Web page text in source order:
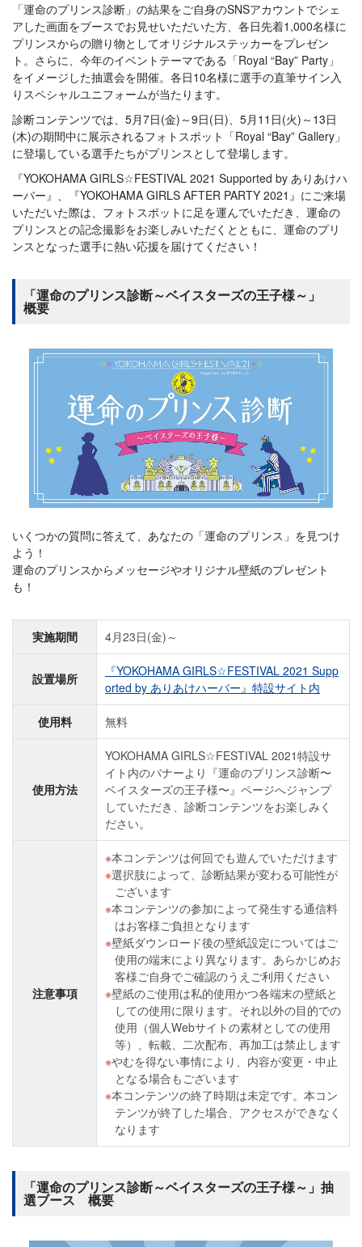
「運命のプリンス診断」の結果をご自身のSNSアカウントでシェ
アした画面をブースでお見せいただいた方、各日先着1,000名様に
プリンスからの贈り物としてオリジナルステッカーをプレゼン
ト。さらに、今年のイベントテーマである「Royal “Bay” Party」
をイメージした抽選会を開催。各日10名様に選手の直筆サイン入
りスペシャルユニフォームが当たります。
診断コンテンツでは、5月7日(金)～9日(日)、5月11日(火)～13日
(木)の期間中に展示されるフォトスポット「Royal “Bay” Gallery」
に登場している選手たちがプリンスとして登場します。
『YOKOHAMA GIRLS☆FESTIVAL 2021 Supported by ありあけハ
ーバー』、『YOKOHAMA GIRLS AFTER PARTY 2021』にご来場
いただいた際は、フォトスポットに足を運んでいただき、運命の
プリンスとの記念撮影をお楽しみいただくとともに、運命のプリ
ンスとなった選手に熱い応援を届けてください！
「運命のプリンス診断～ベイスターズの王子様～」
概要
いくつかの質問に答えて、あなたの「運命のプリンス」を見つけ
よう！
運命のプリンスからメッセージやオリジナル壁紙のプレゼント
も！
実施期間 4月23日(金)～
設置場所
『YOKOHAMA GIRLS☆FESTIVAL 2021 Supp
orted by ありあけハーバー』特設サイト内
使用料 無料
使用方法
YOKOHAMA GIRLS☆FESTIVAL 2021特設サ
イト内のバナーより『運命のプリンス診断〜
ベイスターズの王子様〜』ページへジャンプ
していただき、診断コンテンツをお楽しみく
ださい。
注意事項
本コンテンツは何回でも遊んでいただけます
選択肢によって、診断結果が変わる可能性が
ございます
本コンテンツの参加によって発生する通信料
はお客様ご負担となります
壁紙ダウンロード後の壁紙設定についてはご
使用の端末により異なります。あらかじめお
客様ご自身でご確認のうえご利用ください
壁紙のご使用は私的使用かつ各端末の壁紙と
しての使用に限ります。それ以外の目的での
使用（個人Webサイトの素材としての使用
等）、転載、二次配布、再加工は禁止します
やむを得ない事情により、内容が変更・中止
となる場合もございます
本コンテンツの終了時期は未定です。本コン
テンツが終了した場合、アクセスができなく
なります
「運命のプリンス診断～ベイスターズの王子様～」抽
選ブース 概要